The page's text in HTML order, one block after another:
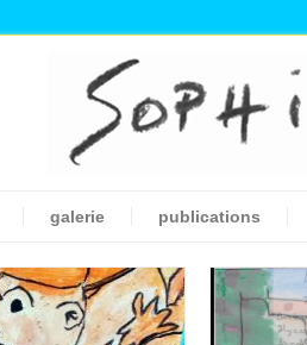
galerie publications